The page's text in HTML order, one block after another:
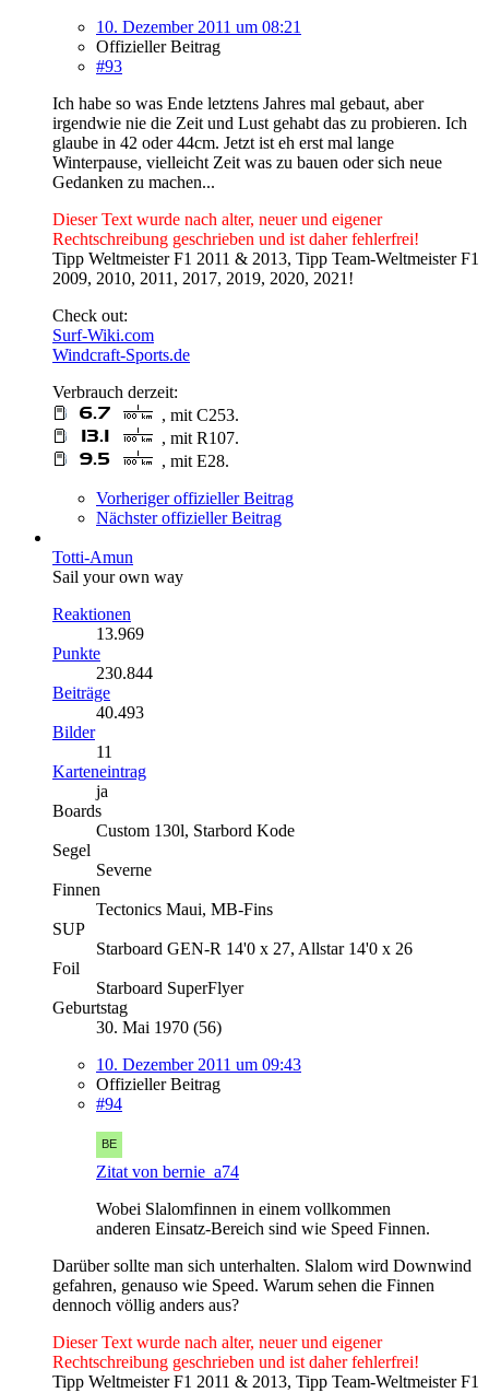
10. Dezember 2011 um 08:21
Offizieller Beitrag
#93
Ich habe so was Ende letztens Jahres mal gebaut, aber
irgendwie nie die Zeit und Lust gehabt das zu probieren. Ich
glaube in 42 oder 44cm. Jetzt ist eh erst mal lange
Winterpause, vielleicht Zeit was zu bauen oder sich neue
Gedanken zu machen...
Dieser Text wurde nach alter, neuer und eigener
Rechtschreibung geschrieben und ist daher fehlerfrei!
Tipp Weltmeister F1 2011 & 2013, Tipp Team-Weltmeister F1
2009, 2010, 2011, 2017, 2019, 2020, 2021!
Check out:
Surf-Wiki.com
Windcraft-Sports.de
Verbrauch derzeit:
, mit C253.
, mit R107.
, mit E28.
Vorheriger offizieller Beitrag
Nächster offizieller Beitrag
Totti-Amun
Sail your own way
Reaktionen
13.969
Punkte
230.844
Beiträge
40.493
Bilder
11
Karteneintrag
ja
Boards
Custom 130l, Starbord Kode
Segel
Severne
Finnen
Tectonics Maui, MB-Fins
SUP
Starboard GEN-R 14'0 x 27, Allstar 14'0 x 26
Foil
Starboard SuperFlyer
Geburtstag
30. Mai 1970 (56)
10. Dezember 2011 um 09:43
Offizieller Beitrag
#94
Zitat von bernie_a74
Wobei Slalomfinnen in einem vollkommen
anderen Einsatz-Bereich sind wie Speed Finnen.
Darüber sollte man sich unterhalten. Slalom wird Downwind
gefahren, genauso wie Speed. Warum sehen die Finnen
dennoch völlig anders aus?
Dieser Text wurde nach alter, neuer und eigener
Rechtschreibung geschrieben und ist daher fehlerfrei!
Tipp Weltmeister F1 2011 & 2013, Tipp Team-Weltmeister F1